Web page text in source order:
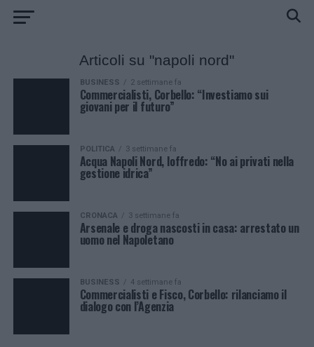
Articoli su "napoli nord"
BUSINESS 2 settimane fa
Commercialisti, Corbello: “Investiamo sui
giovani per il futuro”
POLITICA 3 settimane fa
Acqua Napoli Nord, Ioffredo: “No ai privati nella
gestione idrica”
CRONACA 3 settimane fa
Arsenale e droga nascosti in casa: arrestato un
uomo nel Napoletano
BUSINESS 4 settimane fa
Commercialisti e Fisco, Corbello: rilanciamo il
dialogo con l’Agenzia